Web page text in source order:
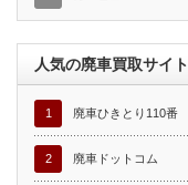
人気の廃車買取サイト
1 廃車ひきとり110番
2 廃車ドットコム